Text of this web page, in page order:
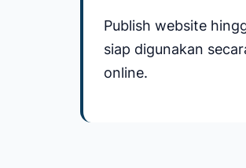
Publish website
siap digunakan
online.